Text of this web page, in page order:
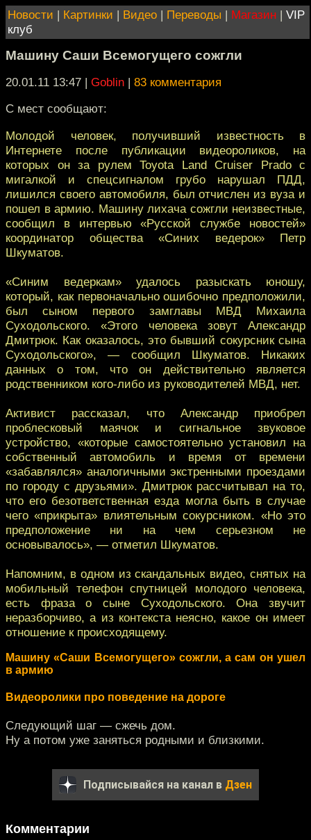
Новости | Картинки | Видео | Переводы | Магазин | VIP
клуб
Машину Саши Всемогущего сожгли
20.01.11 13:47 | Goblin | 83 комментария
С мест сообщают:
Молодой человек, получивший известность в
Интернете после публикации видеороликов, на
которых он за рулем Toyota Land Cruiser Prado с
мигалкой и спецсигналом грубо нарушал ПДД,
лишился своего автомобиля, был отчислен из вуза и
пошел в армию. Машину лихача сожгли неизвестные,
сообщил в интервью «Русской службе новостей»
координатор общества «Синих ведерок» Петр
Шкуматов.
«Синим ведеркам» удалось разыскать юношу,
который, как первоначально ошибочно предположили,
был сыном первого замглавы МВД Михаила
Суходольского. «Этого человека зовут Александр
Дмитрюк. Как оказалось, это бывший сокурсник сына
Суходольского», — сообщил Шкуматов. Никаких
данных о том, что он действительно является
родственником кого-либо из руководителей МВД, нет.
Активист рассказал, что Александр приобрел
проблесковый маячок и сигнальное звуковое
устройство, «которые самостоятельно установил на
собственный автомобиль и время от времени
«забавлялся» аналогичными экстренными проездами
по городу с друзьями». Дмитрюк рассчитывал на то,
что его безответственная езда могла быть в случае
чего «прикрыта» влиятельным сокурсником. «Но это
предположение ни на чем серьезном не
основывалось», — отметил Шкуматов.
Напомним, в одном из скандальных видео, снятых на
мобильный телефон спутницей молодого человека,
есть фраза о сыне Суходольского. Она звучит
неразборчиво, а из контекста неясно, какое он имеет
отношение к происходящему.
Машину «Саши Всемогущего» сожгли, а сам он ушел
в армию
Видеоролики про поведение на дороге
Следующий шаг — сжечь дом.
Ну а потом уже заняться родными и близкими.
Подписывайся на канал в Дзен
Комментарии